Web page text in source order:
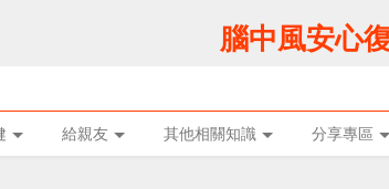
腦中風安心
給親友 其他相關知識 分享專區